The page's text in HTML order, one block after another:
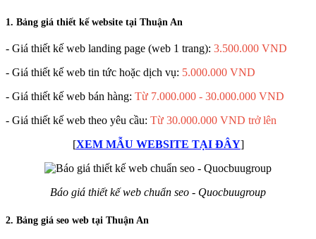
1. Bảng giá thiết kế website tại Thuận An
- Giá thiết kế web landing page (web 1 trang): 3.500.000 VND
- Giá thiết kế web tin tức hoặc dịch vụ: 5.000.000 VND
- Giá thiết kế web bán hàng: Từ 7.000.000 - 30.000.000 VND
- Giá thiết kế web theo yêu cầu: Từ 30.000.000 VND trở lên
[XEM MẪU WEBSITE TẠI ĐÂY]
Báo giá thiết kế web chuẩn seo - Quocbuugroup
2. Bảng giá seo web tại Thuận An